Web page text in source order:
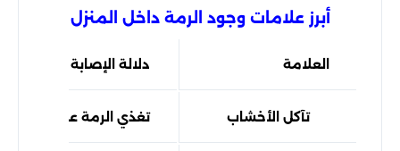
أبرز علامات وجود الرمة داخل المنزل
العلامة دلالة الإصابة
تآكل الأخشاب تغذي الرمة على الخشب